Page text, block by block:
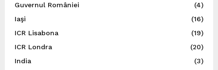
Guvernul României
(4)
Iaşi
(16)
ICR Lisabona
(19)
ICR Londra
(20)
India
(3)